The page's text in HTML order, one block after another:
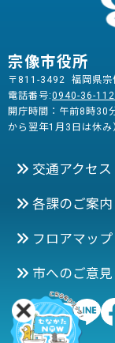
宗像市役所
〒811-3492 福岡県宗
電話番号:0940-36-
開庁時間：午前8時30
から翌年1月3日は休み
交通アクセス
各課のご案内
フロアマップ
市へのご意